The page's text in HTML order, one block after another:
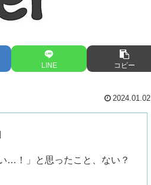
LINE コピー
2024.01.02
…！」と思ったこと、ない？